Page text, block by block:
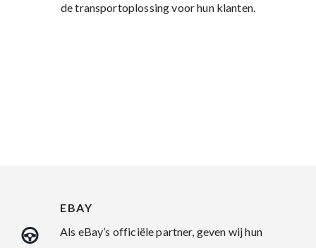
de transportoplossing voor hun klanten.
EBAY
Als eBay’s officiële partner, geven wij hun